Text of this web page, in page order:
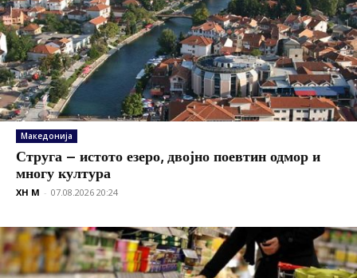
Македонија
Струга – истото езеро, двојно поевтин одмор и
многу култура
XH M - 07.08.2026 20:24